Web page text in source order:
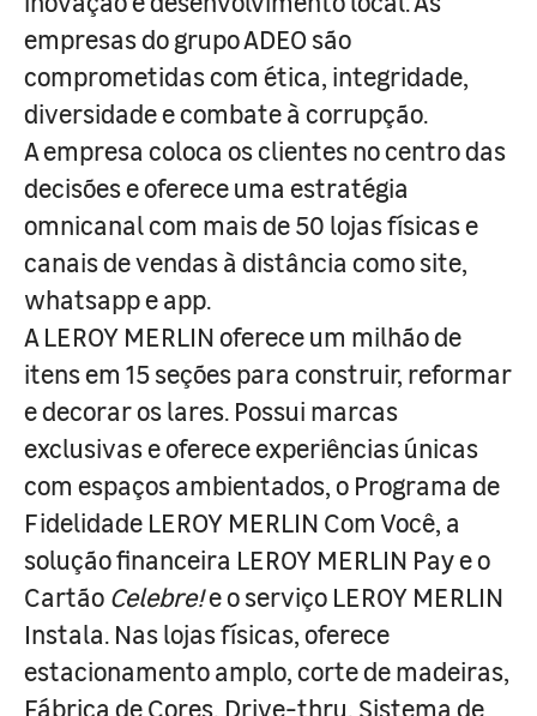
empresas do grupo ADEO são
comprometidas com ética, integridade,
diversidade e combate à corrupção.
A empresa coloca os clientes no centro das
decisões e oferece uma estratégia
omnicanal com mais de 50 lojas físicas e
canais de vendas à distância como site,
whatsapp e app.
A LEROY MERLIN oferece um milhão de
itens em 15 seções para construir, reformar
e decorar os lares. Possui marcas
exclusivas e oferece experiências únicas
com espaços ambientados, o Programa de
Fidelidade LEROY MERLIN Com Você, a
solução financeira LEROY MERLIN Pay e o
Cartão Celebre!e o serviço LEROY MERLIN
Instala. Nas lojas físicas, oferece
estacionamento amplo, corte de madeiras,
Fábrica de Cores, Drive-thru, Sistema de